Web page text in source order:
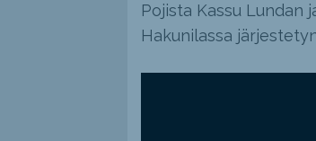
Pojista Kassu Lundan
Hakunilassa